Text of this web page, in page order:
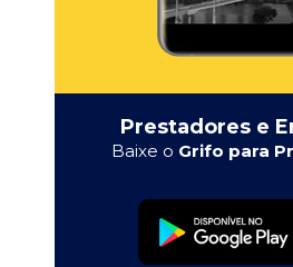
Prestadores e
Baixe o Grifo para